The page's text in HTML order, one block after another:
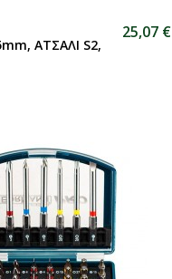
ΑΤΣΑΛΙ S2,
25,07 €